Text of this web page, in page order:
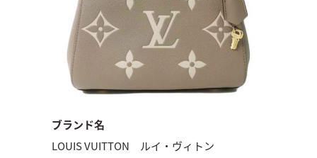
ブランド名
LOUIS VUITTON ルイ・ヴィトン